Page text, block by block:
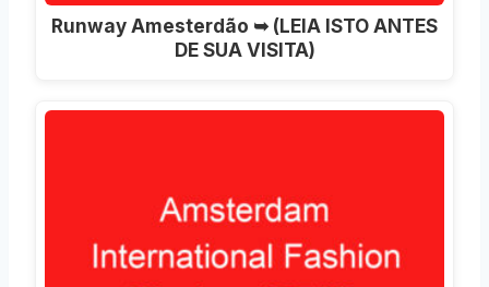
Runway Amesterdão ➥ (LEIA ISTO ANTES
DE SUA VISITA)